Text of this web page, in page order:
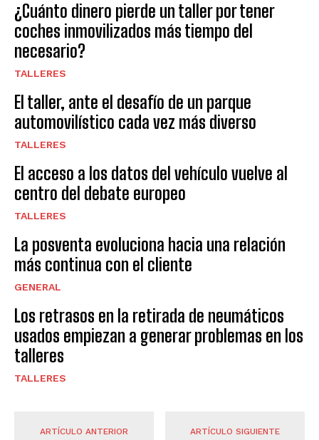
¿Cuánto dinero pierde un taller por tener
coches inmovilizados más tiempo del
necesario?
TALLERES
El taller, ante el desafío de un parque
automovilístico cada vez más diverso
TALLERES
El acceso a los datos del vehículo vuelve al
centro del debate europeo
TALLERES
La posventa evoluciona hacia una relación
más continua con el cliente
GENERAL
Los retrasos en la retirada de neumáticos
usados empiezan a generar problemas en los
talleres
TALLERES
ARTÍCULO ANTERIOR ARTÍCULO SIGUIENTE